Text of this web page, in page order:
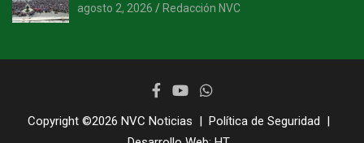
agosto 2, 2026
Redacción NVC
Copyright ©2026 NVC Noticias
Política de Seguridad